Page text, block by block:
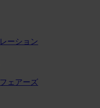
ーション
ェアーズ